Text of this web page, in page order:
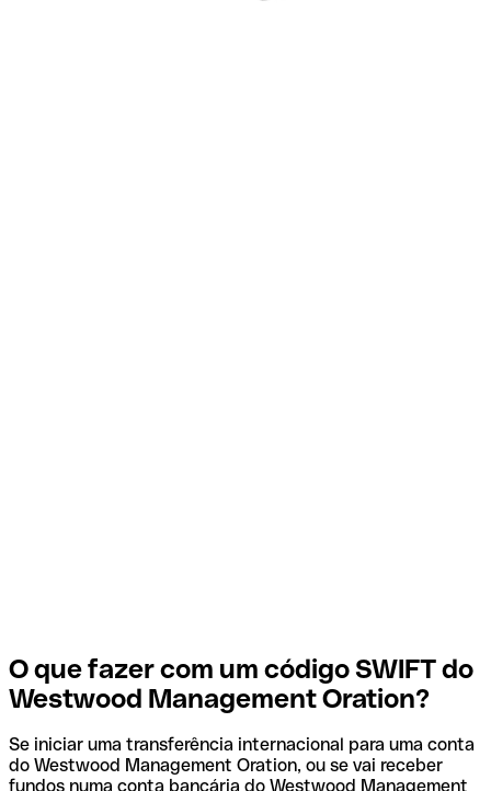
O que fazer com um código SWIFT do
Westwood Management Oration?
Se iniciar uma transferência internacional para uma conta
do Westwood Management Oration, ou se vai receber
fundos numa conta bancária do Westwood Management